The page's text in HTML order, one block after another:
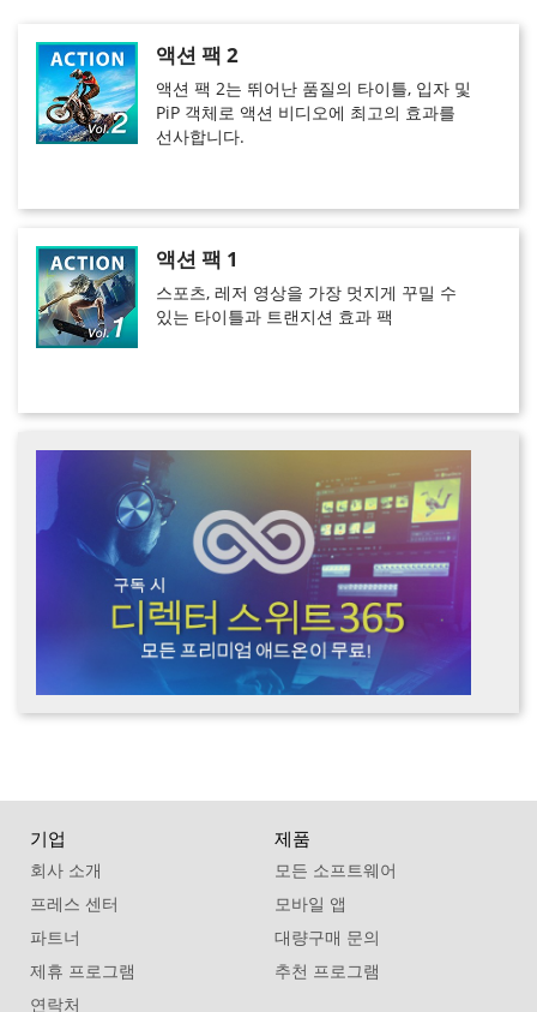
액션 팩 2
액션 팩 2는 뛰어난 품질의 타이틀, 입자 및
PiP 객체로 액션 비디오에 최고의 효과를
선사합니다.
액션 팩 1
스포츠, 레저 영상을 가장 멋지게 꾸밀 수
있는 타이틀과 트랜지션 효과 팩
기업
회사 소개
프레스 센터
파트너
제휴 프로그램
연락처
제품
모든 소프트웨어
모바일 앱
대량구매 문의
추천 프로그램